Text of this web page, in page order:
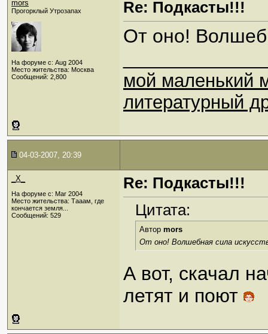
mors
Прогорклый Утрозапах
На форуме с: Aug 2004
Место жительства: Москва
Сообщений: 2,800
Re: Подкасты!!!
От оно!
мой маленький
литературный
04-03-2007, 20:39
_X_
На форуме с: Mar 2004
Место жительства: Тааам, где
кончается земля...
Сообщений: 529
Re: Подкасты!!!
Цитата:
Автор mors
От оно! Волшебная сила
А вот, скачал
летят и поют